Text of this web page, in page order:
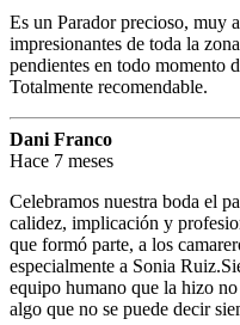
Es un Parador precioso, muy
impresionantes de toda la
pendientes en todo momento
Totalmente recomendable.
Dani Franco
Hace 7 meses
Celebramos nuestra boda el
calidez, implicación y
que formó parte, a los
especialmente a Sonia
equipo humano que la hizo
algo que no se puede decir